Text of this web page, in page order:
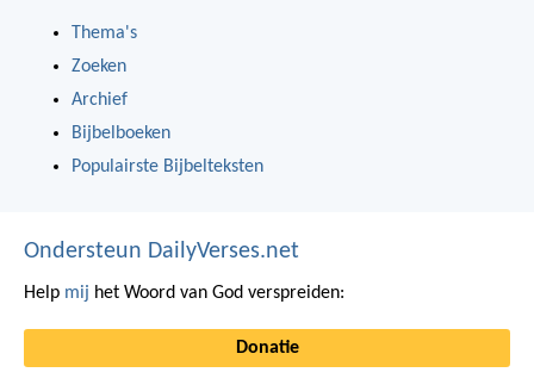
Thema's
Zoeken
Archief
Bijbelboeken
Populairste Bijbelteksten
Ondersteun DailyVerses.net
Help mij het Woord van God verspreiden:
Donatie